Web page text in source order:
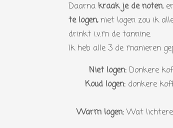
Daarna kraak je de noten,
te logen,niet logen zou ik
drinkt i.v.m de tannine.
Ik heb alle 3 de manieren
Niet logen: Donkere
Koud logen: donkere
Warm logen:Wat